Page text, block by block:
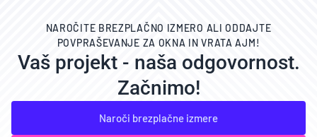
NAROČITE BREZPLAČNO IZMERO ALI ODDAJTE
POVPRAŠEVANJE ZA OKNA IN VRATA AJM!
Vaš projekt - naša odgovornost.
Začnimo!
Naroči brezplačne izmere